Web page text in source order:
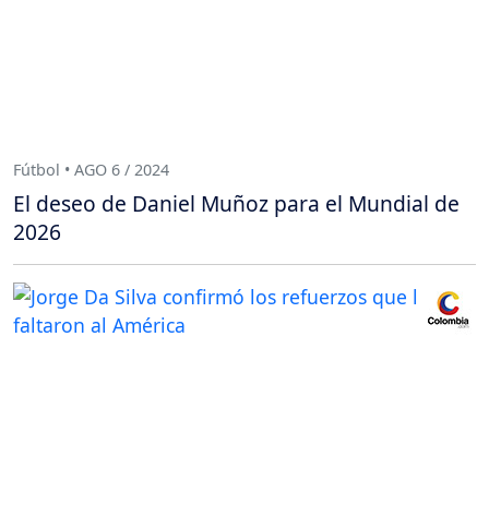
Fútbol • AGO 6 / 2024
El deseo de Daniel Muñoz para el Mundial de
2026